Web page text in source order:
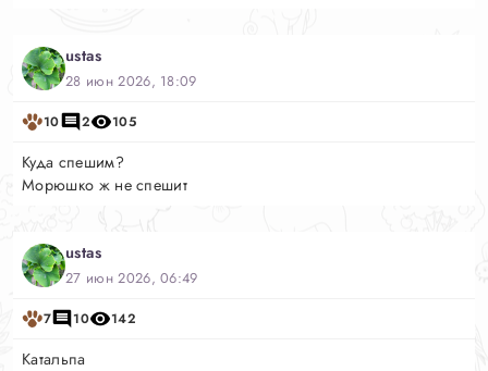
ustas
28 июн 2026, 18:09
10 2 105
Куда спешим?
Морюшко ж не спешит
ustas
27 июн 2026, 06:49
7 10 142
Катальпа